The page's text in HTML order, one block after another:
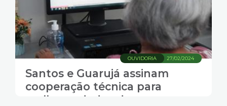
27/02/2024
OUVIDORIA
Santos e Guarujá assinam
cooperação técnica para
melhorar dados de